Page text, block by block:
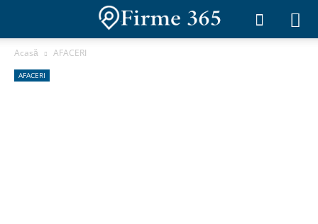
Acasă AFACERI
AFACERI